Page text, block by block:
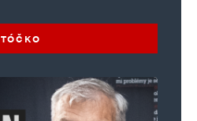
TÓČKO